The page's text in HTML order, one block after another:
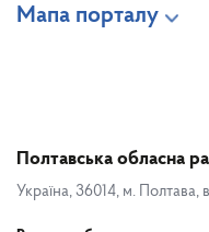
Мапа порталу
Полтавська обласна
Україна, 36014, м. Полтава,